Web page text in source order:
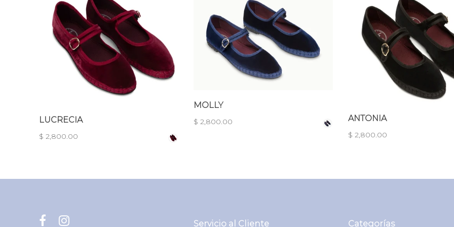
LUCRECIA
$ 2,800.00
MOLLY
$ 2,800.00 ANTONIA
$ 2,800.00
Servicio al Cliente Categorías